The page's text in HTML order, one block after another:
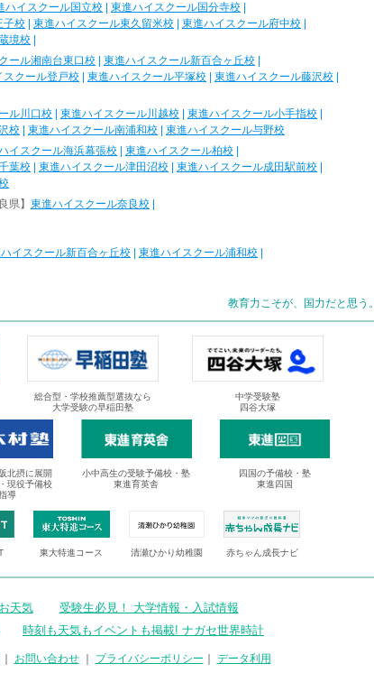
ハイスクール国立校 東進ハイスクール国分寺校
子校 東進ハイスクール東久留米校 東進ハイスクール府中校
境校
ール湘南台東口校 東進ハイスクール新百合ヶ丘校
スクール登戸校 東進ハイスクール平塚校 東進ハイスクール藤沢校
ル川口校 東進ハイスクール川越校 東進ハイスクール小手指校
校 東進ハイスクール南浦和校
東進ハイスクール与野校
イスクール海浜幕張校 東進ハイスクール柏校
葉校 東進ハイスクール津田沼校 東進ハイスクール成田駅前校
県】 東進ハイスクール奈良校
イスクール新百合ヶ丘校 東進ハイスクール浦和校
教育力こそが、国力だと思う。
総合型・学校推薦型選抜なら
大学受験の早稲田塾
中学受験塾
四谷大塚
北摂に展開
現役予備校
導
小中高生の受験予備校・塾
東進育英舎
四国の予備校・塾
東進四国
東大特進コース 清瀬ひかり幼稚園 赤ちゃん成長ナビ
天気
受験生必見！ 大学情報・入試情報
時刻も天気もイベントも掲載! ナガセ世界時計
お問い合わせ｜ プライバシーポリシー データ利用